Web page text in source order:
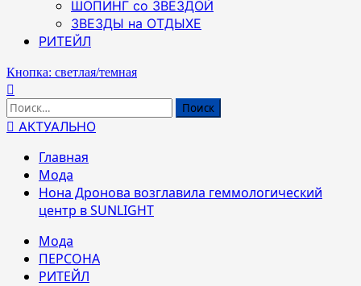
ШОПИНГ со ЗВЕЗДОЙ
ЗВЕЗДЫ на ОТДЫХЕ
РИТЕЙЛ
Кнопка: светлая/темная
Найти:
АКТУАЛЬНО
Главная
Мода
Нона Дронова возглавила геммологический
центр в SUNLIGHT
Мода
ПЕРСОНА
РИТЕЙЛ